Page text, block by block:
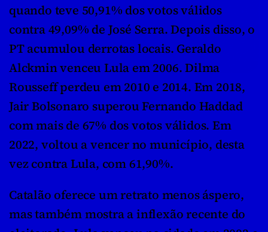
quando teve 50,91% dos votos válidos
contra 49,09% de José Serra. Depois disso, o
PT acumulou derrotas locais. Geraldo
Alckmin venceu Lula em 2006. Dilma
Rousseff perdeu em 2010 e 2014. Em 2018,
Jair Bolsonaro superou Fernando Haddad
com mais de 67% dos votos válidos. Em
2022, voltou a vencer no município, desta
vez contra Lula, com 61,90%.
Catalão oferece um retrato menos áspero,
mas também mostra a inflexão recente do